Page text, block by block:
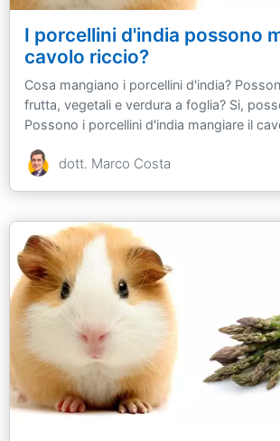
I porcellini d'india possono
cavolo riccio?
Cosa mangiano i porcellini d'india?
frutta, vegetali e verdura a foglia? Si,
Possono i porcellini d'india mangiare il
dott. Marco Costa